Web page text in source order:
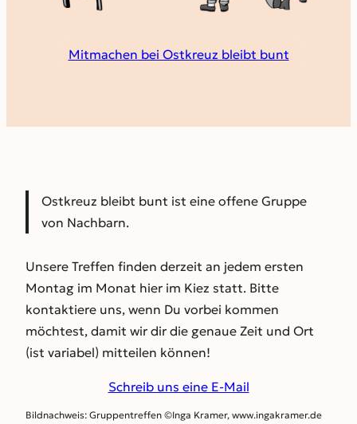
Mitmachen bei Ostkreuz bleibt bunt
Ostkreuz bleibt bunt ist eine offene Gruppe
von Nachbarn.
Unsere Treffen finden derzeit an jedem ersten
Montag im Monat hier im Kiez statt. Bitte
kontaktiere uns, wenn Du vorbei kommen
möchtest, damit wir dir die genaue Zeit und Ort
(ist variabel) mitteilen können!
Schreib uns eine E-Mail
Bildnachweis: Gruppentreffen ©Inga Kramer, www.ingakramer.de